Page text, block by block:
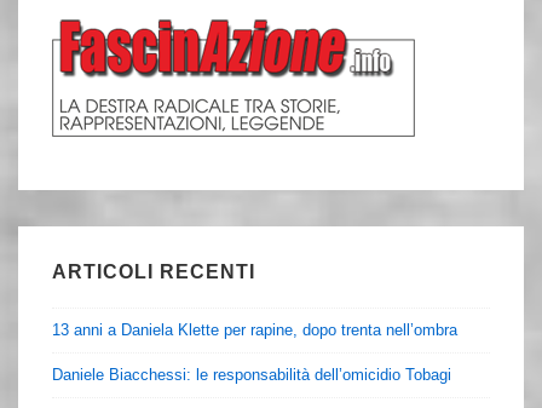
ARTICOLI RECENTI
13 anni a Daniela Klette per rapine, dopo trenta nell’ombra
Daniele Biacchessi: le responsabilità dell’omicidio Tobagi